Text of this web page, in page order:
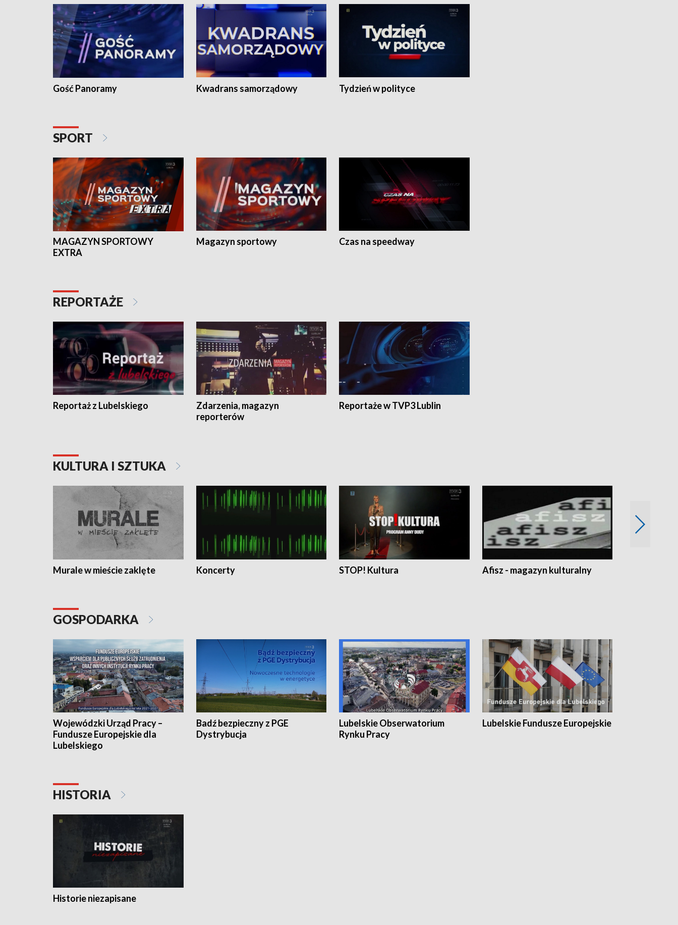
Gość Panoramy Kwadrans samorządowy Tydzień w polityce
SPORT
MAGAZYN SPORTOWY
EXTRA
Magazyn sportowy Czas na speedway
REPORTAŻE
Reportaż z Lubelskiego
Zdarzenia, magazyn
reporterów
Reportaże w TVP3 Lublin
KULTURA I SZTUKA
Murale w mieście zaklęte Koncerty STOP! Kultura Afisz - magazyn kulturalny
GOSPODARKA
Wojewódzki Urząd Pracy –
Fundusze Europejskie dla
Lubelskiego
Badź bezpieczny z PGE
Dystrybucja
Lubelskie Obserwatorium
Rynku Pracy
Lubelskie Fundusze Europejskie
HISTORIA
Historie niezapisane